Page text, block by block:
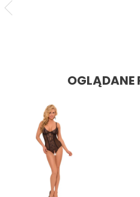
OGLĄDANE